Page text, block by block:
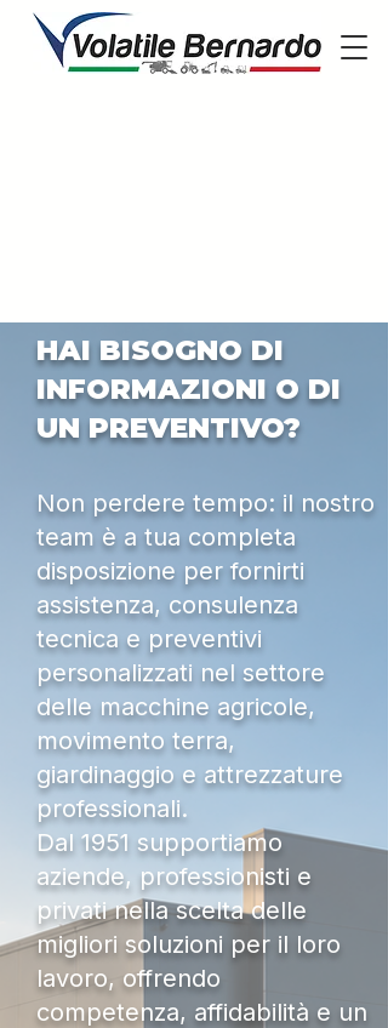
HAI BISOGNO DI
INFORMAZIONI O DI
UN PREVENTIVO?
Non perdere tempo: il nostro
team è a tua completa
disposizione per fornirti
assistenza, consulenza
tecnica e preventivi
personalizzati nel settore
delle macchine agricole,
movimento terra,
giardinaggio e attrezzature
professionali.
Dal 1951 supportiamo
aziende, professionisti e
privati nella scelta delle
migliori soluzioni per il loro
lavoro, offrendo
competenza, affidabilità e un